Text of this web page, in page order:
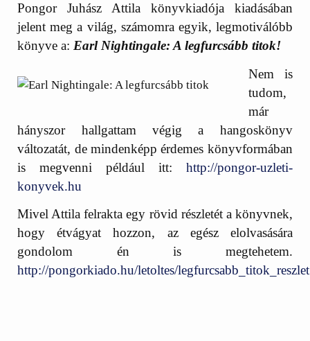
Pongor Juhász Attila könyvkiadója kiadásában
jelent meg a világ, számomra egyik, legmotiválóbb
könyve a: Earl Nightingale: A legfurcsább titok!
Nem is
tudom,
már
hányszor hallgattam végig a hangoskönyv
változatát, de mindenképp érdemes könyvformában
is megvenni például itt: http://pongor-uzleti-
konyvek.hu
Mivel Attila felrakta egy rövid részletét a könyvnek,
hogy étvágyat hozzon, az egész elolvasására
gondolom én is megtehetem.
http://pongorkiado.hu/letoltes/